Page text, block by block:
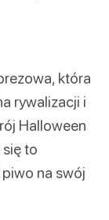
która
rywalizacji i
Halloween
to
na swój